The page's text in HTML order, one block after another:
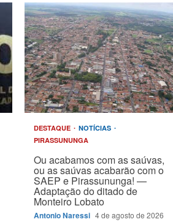
DESTAQUE
NOTÍCIAS
PIRASSUNUNGA
Ou acabamos com as saúvas,
ou as saúvas acabarão com o
SAEP e Pirassununga! —
Adaptação do ditado de
Monteiro Lobato
Antonio Naressi 4 de agosto de 2026